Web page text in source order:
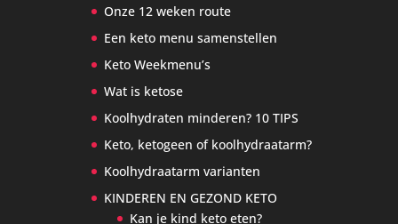
Onze 12 weken route
Een keto menu samenstellen
Keto Weekmenu’s
Wat is ketose
Koolhydraten minderen? 10 TIPS
Keto, ketogeen of koolhydraatarm?
Koolhydraatarm varianten
KINDEREN EN GEZOND KETO
Kan je kind keto eten?